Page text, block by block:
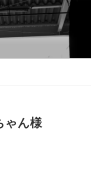
ん様